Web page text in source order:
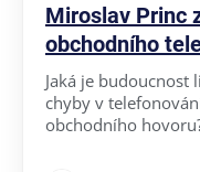
Miroslav Princ
obchodního
Jaká je budoucnost
chyby v
obchodního